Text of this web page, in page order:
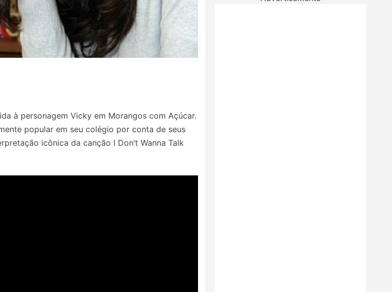
à personagem Vicky em Morangos com Açúcar.
popular em seu colégio por conta de seus
icônica da canção I Don’t Wanna Talk